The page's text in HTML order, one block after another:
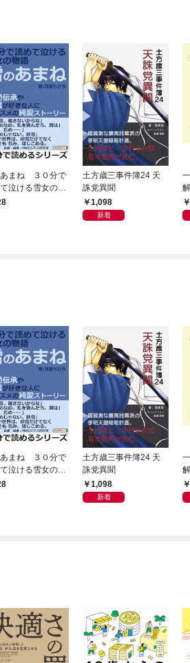
あまね ３０分で
泣ける雪女の物
間伝承や伝説が
土方歳三事件簿24 天
誅党異聞
1,098
新着
あまね ３０分で
泣ける雪女の物
間伝承や伝説が
土方歳三事件簿24 天
誅党異聞
1,098
新着